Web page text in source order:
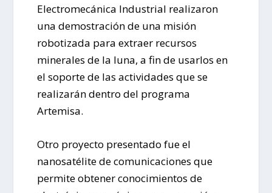
Electromecánica Industrial realizaron
una demostración de una misión
robotizada para extraer recursos
minerales de la luna, a fin de usarlos en
el soporte de las actividades que se
realizarán dentro del programa
Artemisa.
Otro proyecto presentado fue el
nanosatélite de comunicaciones que
permite obtener conocimientos de